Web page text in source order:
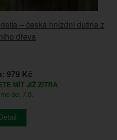
– česká hnízdní dutina z
dřeva
979 Kč
MÍT JIŽ ZÍTRA
do: 7.8.
Detail